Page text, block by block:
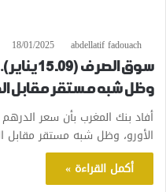
abdellatif fadouach
18/01/2025
سوق
وظل شبه مستقر مقابل
الأورو، وظل شبه مستقر مقابل
أكمل القراءة »